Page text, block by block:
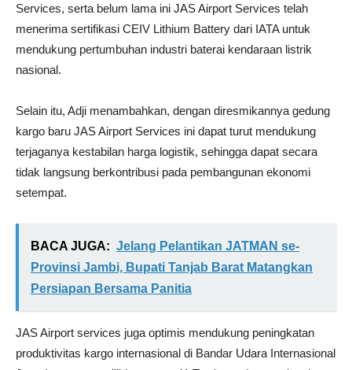
Services, serta belum lama ini JAS Airport Services telah
menerima sertifikasi CEIV Lithium Battery dari IATA untuk
mendukung pertumbuhan industri baterai kendaraan listrik
nasional.
Selain itu, Adji menambahkan, dengan diresmikannya gedung
kargo baru JAS Airport Services ini dapat turut mendukung
terjaganya kestabilan harga logistik, sehingga dapat secara
tidak langsung berkontribusi pada pembangunan ekonomi
setempat.
BACA JUGA: Jelang Pelantikan JATMAN se-
Provinsi Jambi, Bupati Tanjab Barat Matangkan
Persiapan Bersama Panitia
JAS Airport services juga optimis mendukung peningkatan
produktivitas kargo internasional di Bandar Udara Internasional